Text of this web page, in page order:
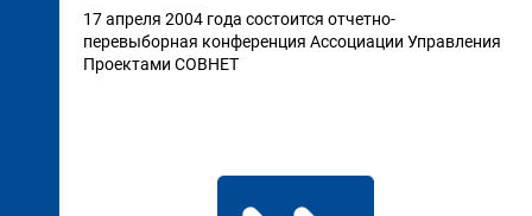
17 апреля 2004 года состоится отчетно-
перевыборная конференция Ассоциации Управления
Проектами СОВНЕТ